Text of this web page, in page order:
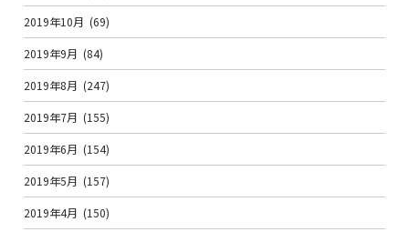
2019年10月 (69)
2019年9月 (84)
2019年8月 (247)
2019年7月 (155)
2019年6月 (154)
2019年5月 (157)
2019年4月 (150)